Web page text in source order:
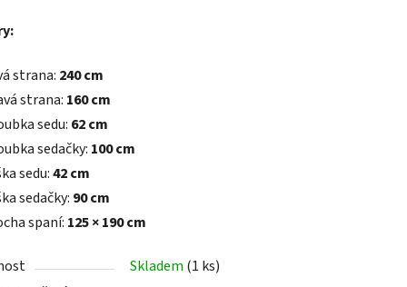
strana: 240 cm
strana: 160 cm
sedu: 62 cm
sedačky: 100 cm
sedu:42 cm
sedačky: 90 cm
spaní: 125 × 190 cm
Skladem (1 ks)